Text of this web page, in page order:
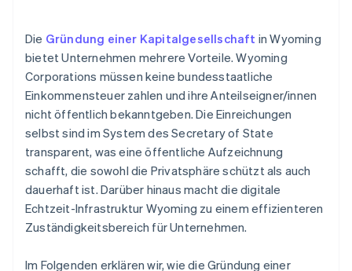
abhalten
Bei Bedarf für Verkaufssteuer registrieren
Jahresmeldung einreichen
erwerben
Automatische Einreichung des 83(b)-
Steuerformulars
Hochwertige rechtliche Unternehmensdokumente
Ein Jahr Stripe Payments kostenlos, plus
Partnergutschriften und Rabatte im Wert von
50.000 USD
Die Gründung einer Kapitalgesellschaft in Wyoming
bietet Unternehmen mehrere Vorteile. Wyoming
Corporations müssen keine bundesstaatliche
Einkommensteuer zahlen und ihre Anteilseigner/innen
nicht öffentlich bekanntgeben. Die Einreichungen
selbst sind im System des Secretary of State
transparent, was eine öffentliche Aufzeichnung
schafft, die sowohl die Privatsphäre schützt als auch
dauerhaft ist. Darüber hinaus macht die digitale
Echtzeit-Infrastruktur Wyoming zu einem effizienteren
Zuständigkeitsbereich für Unternehmen.
Im Folgenden erklären wir, wie die Gründung einer